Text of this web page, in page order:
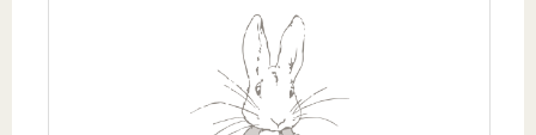
周辺相場